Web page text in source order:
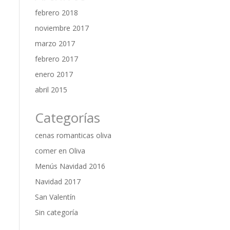
febrero 2018
noviembre 2017
marzo 2017
febrero 2017
enero 2017
abril 2015
Categorías
cenas romanticas oliva
comer en Oliva
Menús Navidad 2016
Navidad 2017
San Valentín
Sin categoría